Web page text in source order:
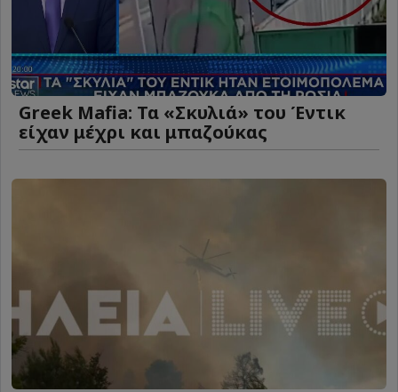
Greek Mafia: Τα «Σκυλιά» του Έντικ
είχαν μέχρι και μπαζούκας